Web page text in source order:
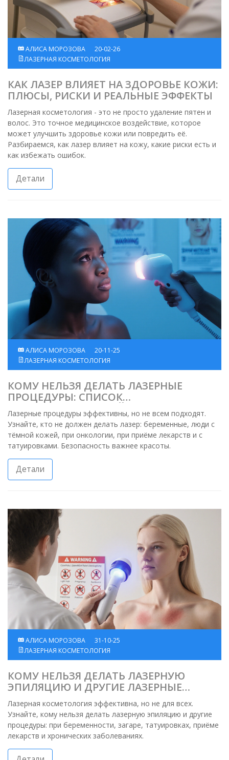
АЛИСА МОРОЗОВА
20-02-26
ЛАЗЕРНАЯ КОСМЕТОЛОГИЯ
КАК ЛАЗЕР ВЛИЯЕТ НА ЗДОРОВЬЕ КОЖИ:
ПЛЮСЫ, РИСКИ И РЕАЛЬНЫЕ ЭФФЕКТЫ
Лазерная косметология - это не просто удаление пятен и
волос. Это точное медицинское воздействие, которое
может улучшить здоровье кожи или повредить её.
Разбираемся, как лазер влияет на кожу, какие риски есть и
как избежать ошибок.
Детали
АЛИСА МОРОЗОВА
20-11-25
ЛАЗЕРНАЯ КОСМЕТОЛОГИЯ
КОМУ НЕЛЬЗЯ ДЕЛАТЬ ЛАЗЕРНЫЕ
ПРОЦЕДУРЫ: СПИСОК
ПРОТИВОПОКАЗАНИЙ
Лазерные процедуры эффективны, но не всем подходят.
Узнайте, кто не должен делать лазер: беременные, люди с
тёмной кожей, при онкологии, при приёме лекарств и с
татуировками. Безопасность важнее красоты.
Детали
АЛИСА МОРОЗОВА
31-10-25
ЛАЗЕРНАЯ КОСМЕТОЛОГИЯ
КОМУ НЕЛЬЗЯ ДЕЛАТЬ ЛАЗЕРНУЮ
ЭПИЛЯЦИЮ И ДРУГИЕ ЛАЗЕРНЫЕ
ПРОЦЕДУРЫ?
Лазерная косметология эффективна, но не для всех.
Узнайте, кому нельзя делать лазерную эпиляцию и другие
процедуры: при беременности, загаре, татуировках, приёме
лекарств и хронических заболеваниях.